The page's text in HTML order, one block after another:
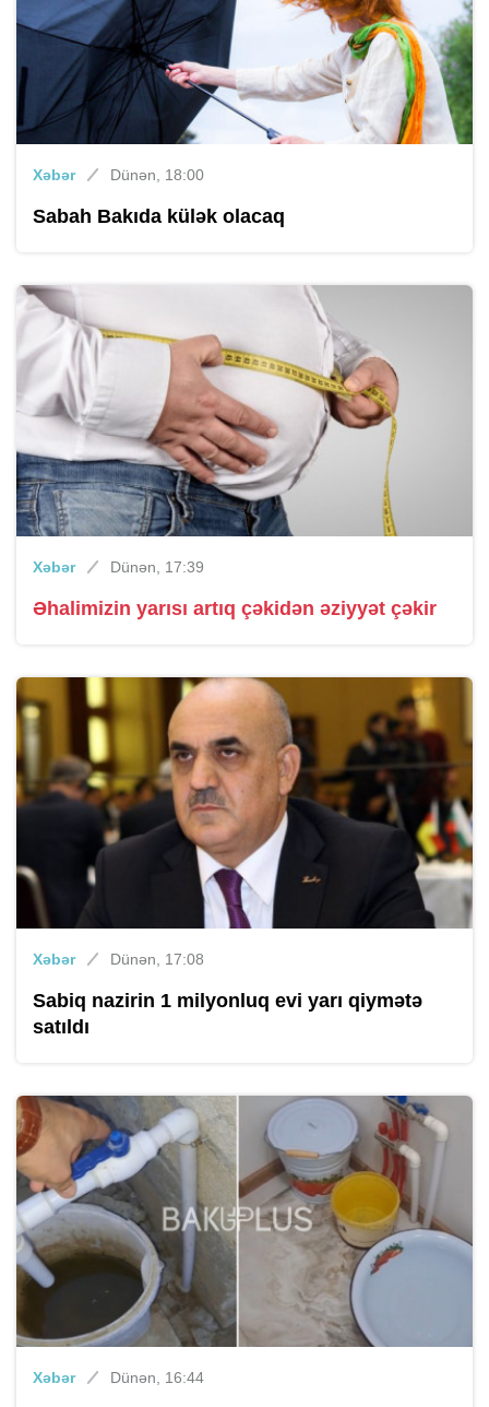
Xəbər Dünən, 18:00
Sabah Bakıda külək olacaq
Xəbər Dünən, 17:39
Əhalimizin yarısı artıq çəkidən əziyyət çəkir
Xəbər Dünən, 17:08
Sabiq nazirin 1 milyonluq evi yarı qiymətə
satıldı
Xəbər Dünən, 16:44